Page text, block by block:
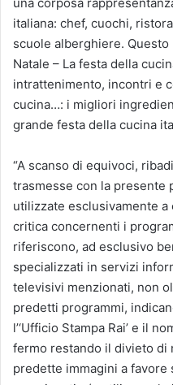
italiana: chef, cuochi,
scuole alberghiere. Questo
Natale – La festa della
intrattenimento, incontri e
cucina…: i migliori
grande festa della cucina
“A scanso di equivoci,
trasmesse con la presente
utilizzate esclusivamente
critica concernenti i
riferiscono, ad esclusivo
specializzati in servizi
televisivi menzionati, non
predetti programmi,
l’‘Ufficio Stampa Rai’ e il
fermo restando il divieto di
predette immagini a